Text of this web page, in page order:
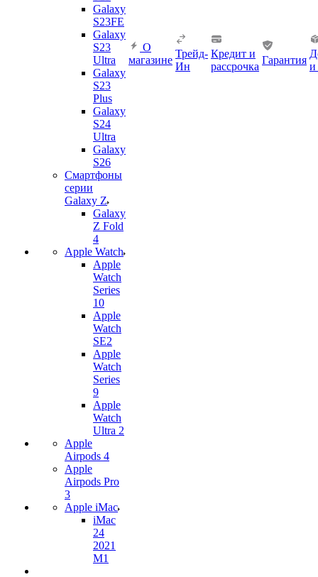
Galaxy
S23FE
Galaxy
S23
Ultra
Galaxy
S23
Plus
Galaxy
S24
Ultra
Galaxy
S26
Смартфоны
серии
Galaxy Z
Galaxy
Z Fold
4
Apple Watch
Apple
Watch
Series
10
Apple
Watch
SE2
Apple
Watch
Series
9
Apple
Watch
Ultra 2
Apple
Airpods 4
Apple
Airpods Pro
3
Apple iMac
iMac
24
2021
M1
О
магазине
Трейд-
Ин
Кредит и
рассрочка
Гарантия
и